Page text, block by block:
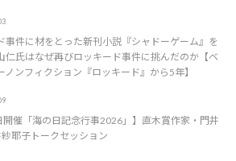
事件に材をとった新刊小説『シャドーゲーム』を
仁氏はなぜ再びロッキード事件に挑んだのか【ベ
ノンフィクション『ロッキード』から5年】
開催「海の日記念行事2026」】直木賞作家・門井
耶子トークセッション